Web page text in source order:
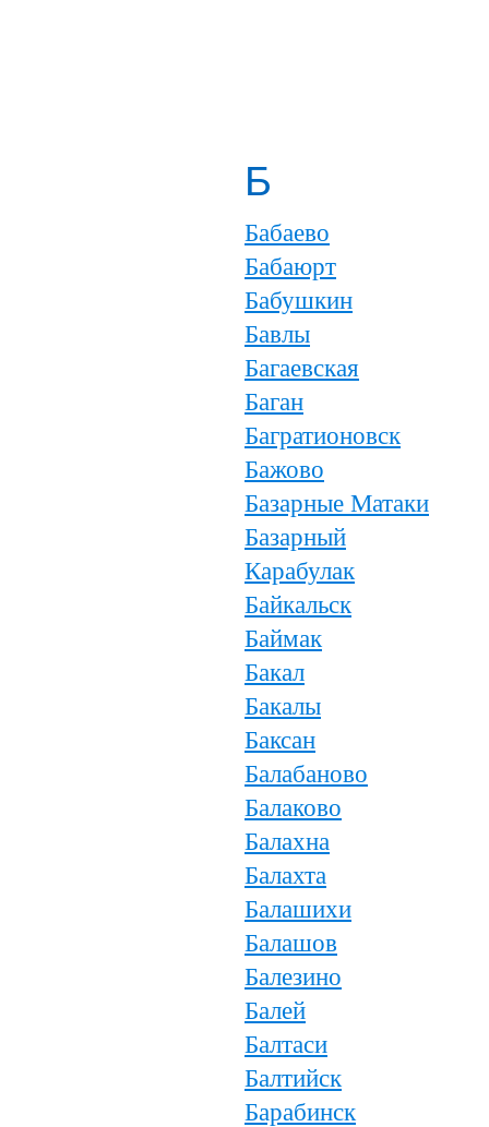
Б
Бабаево
Бабаюрт
Бабушкин
Бавлы
Багаевская
Баган
Багратионовск
Бажово
Базарные Матаки
Базарный
Карабулак
Байкальск
Баймак
Бакал
Бакалы
Баксан
Балабаново
Балаково
Балахна
Балахта
Балашихи
Балашов
Балезино
Балей
Балтаси
Балтийск
Барабинск